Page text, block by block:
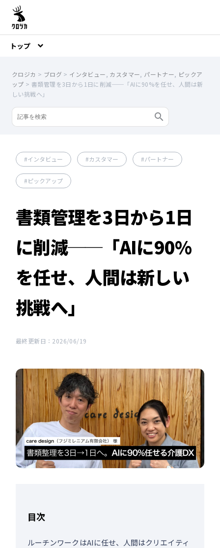
トップ
クロジカ > ブログ > インタビュー, カスタマー, パートナー, ピックア
ップ >書類管理を3日から1日に削減──「AIに90%を任せ、人間は新
しい挑戦へ」
インタビュー カスタマー パートナー
ピックアップ
書類管理を3日から1日
に削減──「AIに90%
を任せ、人間は新しい
挑戦へ」
最終更新日：2026/06/19
目次
ルーチンワークはAIに任せ、人間はクリエイティ